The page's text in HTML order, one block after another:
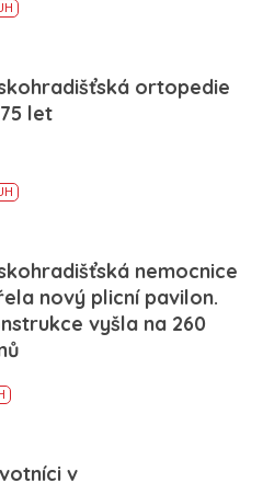
ortopedie
let
nemocnice
nový plicní pavilon.
vyšla na 260
v